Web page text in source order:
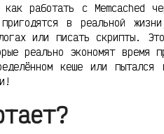
работать с Memcached
в реальной
или писать скрипты.
реально экономят
кеше или